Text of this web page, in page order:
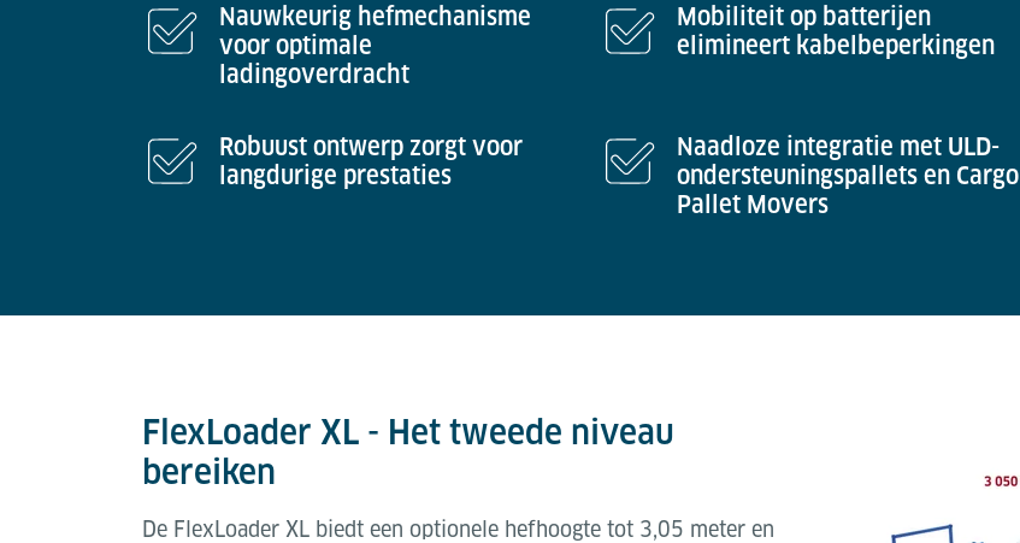
Nauwkeurig hefmechanisme
voor optimale
ladingoverdracht
Mobiliteit op batterijen
elimineert kabelbeperkingen
Robuust ontwerp zorgt voor
langdurige prestaties
Naadloze integratie met ULD-
ondersteuningspallets en Cargo
Pallet Movers
FlexLoader XL - Het tweede niveau
bereiken
De FlexLoader XL biedt een optionele hefhoogte tot 3,05 meter en